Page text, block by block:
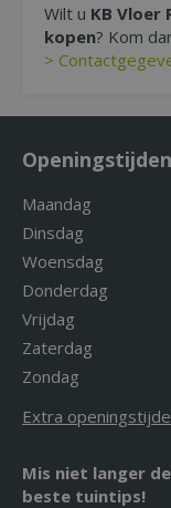
Wilt u KB Vloer
kopen? Kom
>
Openingstijden
Maandag
Dinsdag
Woensdag
Donderdag
Vrijdag
Zaterdag
Zondag
Extra
Mis niet langer
beste tuintips!